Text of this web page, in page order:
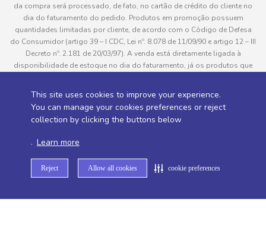
This site uses cookies to improve your experience.
You can manage your cookies preferences or reject
collection by clicking the buttons below
. Learn more
Reject Allow all cookies cookie preferences
da compra será processado, de fato, no cartão de crédito do cliente no
dia do faturamento do pedido. Produtos em promoção possuem
quantidades limitadas por cliente, de acordo com o Código de Defesa
do Consumidor (artigo 39 – I CDC, Lei nº. 8.078 de 11/09/90 e artigo 12 – III
Decreto nº. 2.181 de 20/03/97). A venda está diretamente ligada à
disponibilidade de estoque no dia do faturamento, já os produtos que
pedido do cliente, este não será entregue e o valor do item não será
cobrado. As fotos dos produtos no site são ilustrativas, podendo haver
divergência com o produto real e todos os pedidos estão sujeitos à
consultadas em “Política de Entregas”
Desenvolvido por